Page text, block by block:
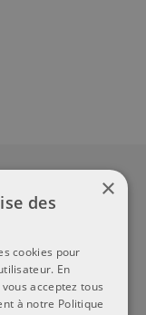
×
des
cookies pour
En
acceptez tous
à notre Politique